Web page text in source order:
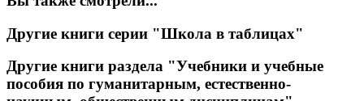
Другие книги серии "Школа в таблицах"
Другие книги раздела "Учебники и учебные
пособия по гуманитарным, естественно-